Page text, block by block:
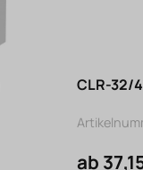
CLR-32/
ab